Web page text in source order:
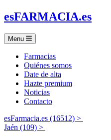
esFARMACIA.es
Menu
Farmacias
Quiénes somos
Date de alta
Hazte premium
Noticias
Contacto
esFarmacia.es (16512) >
Jaén (109) >